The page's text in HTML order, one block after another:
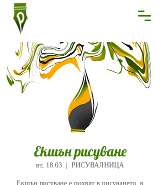
Екшън рисуване
вт, 18.03 РИСУВАЛНИЦА
Екшън рисуване е похват в рисуването, в